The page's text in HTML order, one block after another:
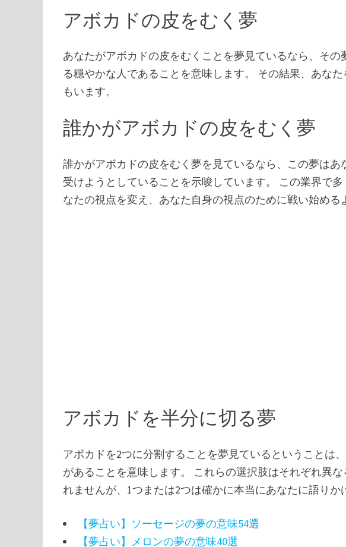
アボカドの皮をむく夢
あなたがアボカドの皮をむくことを夢見ているなら、そ
る穏やかな人であることを意味します。 その結果、あな
もいます。
誰かがアボカドの皮をむく夢
誰かがアボカドの皮をむく夢を見ているなら、この夢は
受けようとしていることを示唆しています。 この業界で
なたの視点を変え、あなた自身の視点のために戦い始める
アボカドを半分に切る夢
アボカドを2つに分割することを夢見ているということは
があることを意味します。 これらの選択肢はそれぞれ異
れませんが、1つまたは2つは確かに本当にあなたに語りか
【夢占い】ソーセージの夢の意味54選
【夢占い】メロンの夢の意味40選